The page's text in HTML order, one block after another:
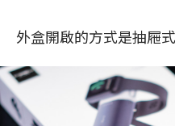
外盒開啟的方式是抽屜